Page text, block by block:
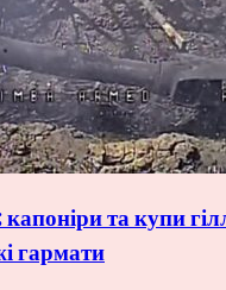
та купи
гармати